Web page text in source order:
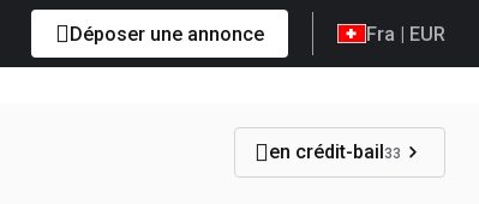
Déposer une annonce Fra | EUR
en crédit-bail33